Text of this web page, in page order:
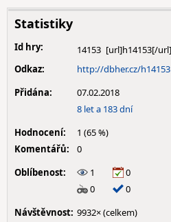
Statistiky
Id hry:
14153
Odkaz:
http://dbher.cz/h14153
Přidána:
07.02.2018
8 let a 183 dní
Hodnocení:
1 (65 %)
Komentářů:
0
Oblíbenost:
1
0
0
0
Návštěvnost: 9932× (celkem)